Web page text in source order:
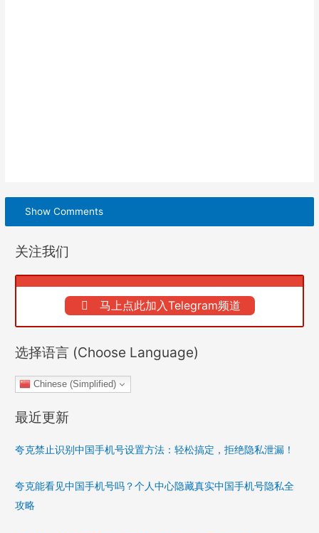
Show Comments
关注我们
马上点此加入Telegram频道
选择语言 (Choose Language)
Chinese (Simplified)
最近更新
夸克禁止识别中国手机号设置方法：轻松搞定，拒绝隐私泄漏！
夸克能看见中国手机号吗？个人中心隐藏真实中国手机号隐私全
攻略